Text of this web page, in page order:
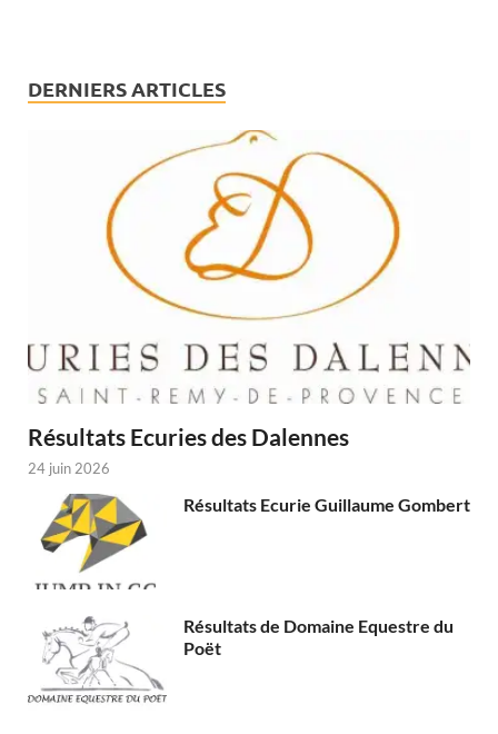
DERNIERS ARTICLES
Résultats Ecuries des Dalennes
24 juin 2026
Résultats Ecurie Guillaume Gombert
Résultats de Domaine Equestre du
Poët